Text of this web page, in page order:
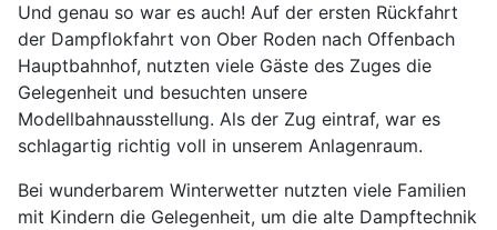
Und genau so war es auch! Auf der ersten Rückfahrt
der Dampflokfahrt von Ober Roden nach Offenbach
Hauptbahnhof, nutzten viele Gäste des Zuges die
Gelegenheit und besuchten unsere
Modellbahnausstellung. Als der Zug eintraf, war es
schlagartig richtig voll in unserem Anlagenraum.
Bei wunderbarem Winterwetter nutzten viele Familien
mit Kindern die Gelegenheit, um die alte Dampftechnik